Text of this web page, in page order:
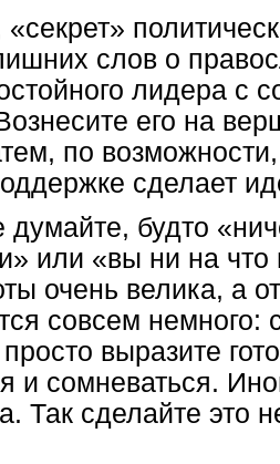
слов о
лидера с
его на
по
сделает
будто
или «вы ни на
очень велика, а
совсем немного:
выразите
и сомневаться.
Так сделайте это